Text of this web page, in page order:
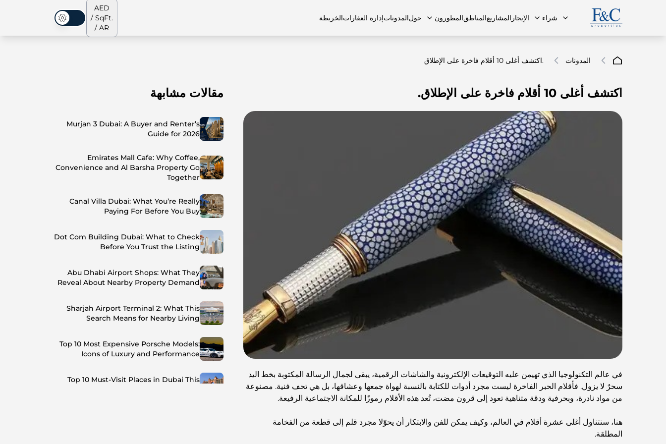
شراء
جميع العقارات منازل تاون هاوس البنتهاوس
الإيجار
الشقق البنتهاوس
المشاريعالمناطقالمطورون حول
من نحن الأسئلة الشائعة فريقنا
المدوناتإدارة العقاراتالخريطة
الوضع المظلم
AED
/ SqFt.
/ AR
المدونات اكتشف أغلى 10 أقلام فاخرة على الإطلاق.
اكتشف أغلى 10 أقلام فاخرة على الإطلاق.
في عالم التكنولوجيا الذي تهيمن عليه التوقيعات الإلكترونية والشاشات الرقمية، يبقى لجمال الرسالة المكتوبة بخط اليد
سحرٌ لا يزول. فأقلام الحبر الفاخرة ليست مجرد أدوات للكتابة بالنسبة لهواة جمعها وعشاقها، بل هي تحف فنية. مصنوعة
من مواد نادرة، وبحرفية ودقة متناهية تعود إلى قرون مضت، تُعد هذه الأقلام رموزًا للمكانة الاجتماعية الرفيعة.
هنا، سنتناول أغلى عشرة أقلام في العالم، وكيف يمكن للفن والابتكار أن يحوّلا مجرد قلم إلى قطعة من الفخامة
المطلقة.
مقالات مشابهة
Murjan 3 Dubai: A Buyer and Renter’s
Guide for 2026
Emirates Mall Cafe: Why Coffee,
Convenience and Al Barsha Property Go
Together
Canal Villa Dubai: What You’re Really
Paying For Before You Buy
Dot Com Building Dubai: What to Check
Before You Trust the Listing
Abu Dhabi Airport Shops: What They
Reveal About Nearby Property Demand
Sharjah Airport Terminal 2: What This
Search Means for Nearby Living
Top 10 Most Expensive Porsche Models:
Icons of Luxury and Performance
Top 10 Must-Visit Places in Dubai This